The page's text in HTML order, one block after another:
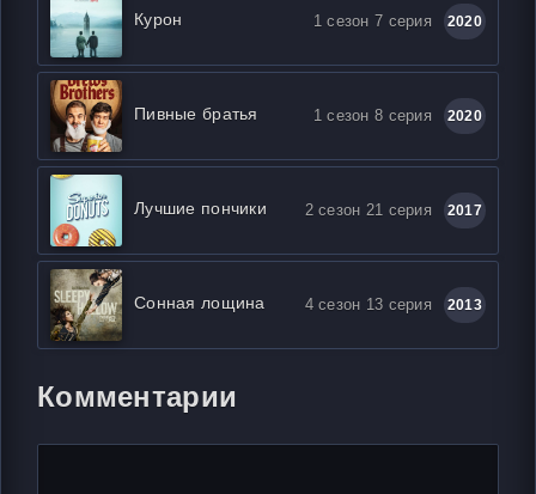
Курон 1 сезон 7 серия 2020
Пивные братья 1 сезон 8 серия 2020
Лучшие пончики 2 сезон 21 серия 2017
Сонная лощина 4 сезон 13 серия 2013
Комментарии